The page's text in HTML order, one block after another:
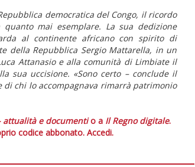
democratica del Congo, il ricordo
quanto mai esemplare. La sua dedizione
al continente africano con spirito di
della Repubblica Sergio Mattarella, in un
Attanasio e alla comunità di Limbiate il
sua uccisione. «Sono certo – conclude il
di chi lo accompagnava rimarrà patrimonio
attualità e documentio a Il Regno digitale.
codice abbonato. Accedi.